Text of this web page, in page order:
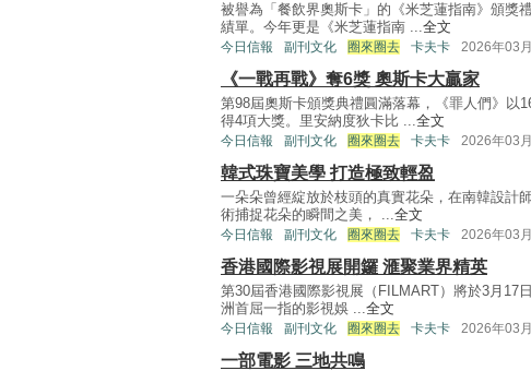
被譽為「餐飲界奧斯卡」的《米芝蓮指南》頒獎
績單。今年更是《米芝蓮指南 ...全文
今日信報 副刊文化 圈來圈去 卡夫卡 2026年03
《一戰再戰》奪6獎 奧斯卡大贏家
第98屆奧斯卡頒獎典禮圓滿落幕，《罪人們》以
得4項大獎。里安納度狄卡比 ...全文
今日信報 副刊文化 圈來圈去 卡夫卡 2026年03
韓式珠寶美學 打造極致輕盈
一朵朵曾經綻放於枝頭的真實花朵，在南韓設計
術捕捉花朵的瞬間之美， ...全文
今日信報 副刊文化 圈來圈去 卡夫卡 2026年03
香港國際影視展開鑼 滙聚業界精英
第30屆香港國際影視展（FILMART）將於3月17
洲首屈一指的影視娛 ...全文
今日信報 副刊文化 圈來圈去 卡夫卡 2026年03
一部電影 三地共鳴